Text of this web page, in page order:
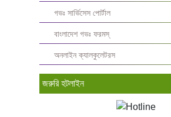
গভঃ সার্ভিসেস পোর্টাল
বাংলাদেশ গভঃ ফরমস্‌
অনলাইন ক্যালকুলেটরস
জরুরি হটলাইন